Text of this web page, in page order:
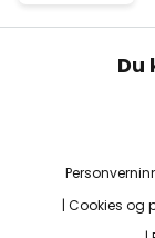
Du
Cookies og